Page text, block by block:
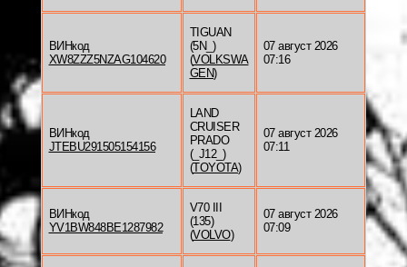
ВИНкод
XW8ZZZ5NZAG104620
TIGUAN
(5N_)
(VOLKSWA
GEN)
07 август 2026
07:16
ВИНкод
JTEBU291505154156
LAND
CRUISER
PRADO
(_J12_)
(TOYOTA)
07 август 2026
07:11
ВИНкод
YV1BW848BE1287982
V70 III
(135)
(VOLVO)
07 август 2026
07:09